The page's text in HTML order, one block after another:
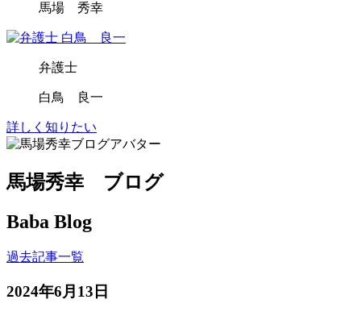
馬場 秀幸
弁護士
白鳥 良一
詳しく知りたい
馬場秀幸 ブログ
Baba Blog
過去記事一覧
2024年6月13日